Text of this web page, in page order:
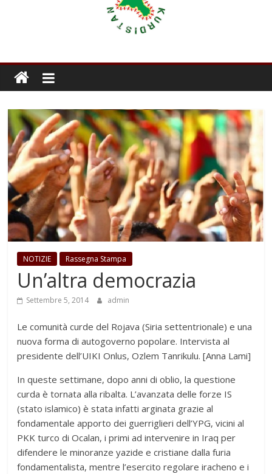
NOTIZIE Rassegna Stampa
Un’altra democrazia
Settembre 5, 2014 admin
Le comunità curde del Rojava (Siria settentrionale) e una
nuova forma di autogoverno popolare. Intervista al
presidente dell’UIKI Onlus, Ozlem Tanrikulu. [Anna Lami]
In queste settimane, dopo anni di oblio, la questione
curda è tornata alla ribalta. L’avanzata delle forze IS
(stato islamico) è stata infatti arginata grazie al
fondamentale apporto dei guerriglieri dell’YPG, vicini al
PKK turco di Ocalan, i primi ad intervenire in Iraq per
difendere le minoranze yazide e cristiane dalla furia
fondamentalista, mentre l’esercito regolare iracheno e i